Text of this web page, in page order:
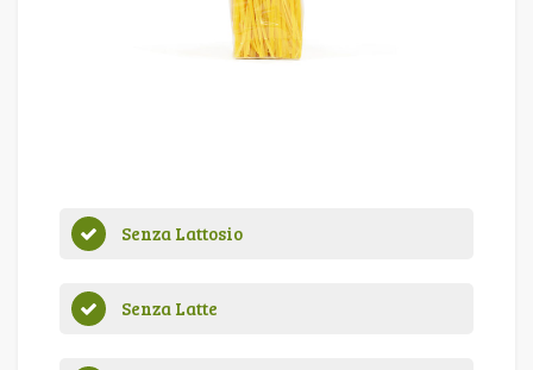
Senza Lattosio
Senza Latte